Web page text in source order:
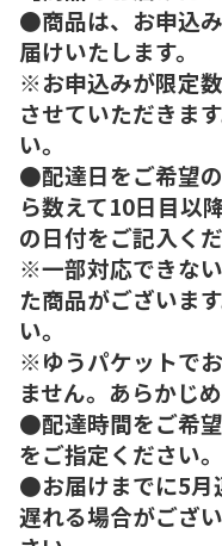
●商品は、お申込
届けいたします。
※お申込みが限定
させていただきま
い。
●配達日をご希望
ら数えて10日目以
の日付をご記入くだ
※一部対応できな
た商品がございま
い。
※ゆうパケットで
ません。あらかじ
●配達時間をご希
をご指定ください。
●お届けまでに5月
遅れる場合がござ